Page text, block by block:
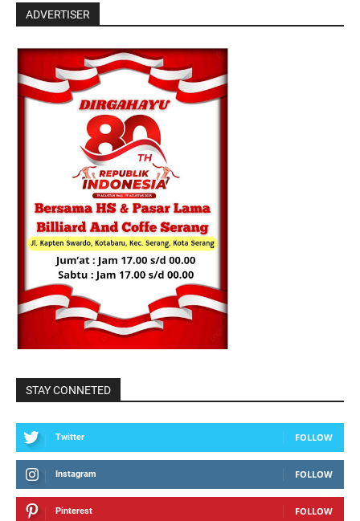
ADVERTISER
STAY CONNETED
Twitter FOLLOW
Instagram FOLLOW
Pinterest FOLLOW